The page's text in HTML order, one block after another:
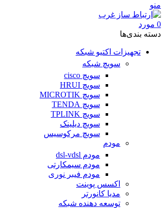
منو
0 مورد
دسته‌ بندی‌ها
تجهیزات اکتیو شبکه
سویچ شبکه
سویچ cisco
سویچ HRUI
سویچ MICROTIK
سویچ TENDA
سویچ TPLINK
سویچ دیلینک
سویچ مرکوسیس
مودم
مودم dsl-vdsl
مودم سیمکارتی
مودم فیبر نوری
اکسس پوینت
مدیا کانورتر
توسعه دهنده شبکه